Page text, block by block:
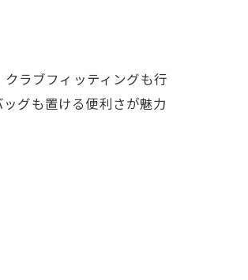
ラブフィッティングも行
グも置ける便利さが魅力